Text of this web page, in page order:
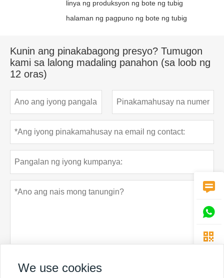
linya ng produksyon ng bote ng tubig
halaman ng pagpuno ng bote ng tubig
Kunin ang pinakabagong presyo? Tumugon
kami sa lalong madaling panahon (sa loob ng
12 oras)



We use cookies